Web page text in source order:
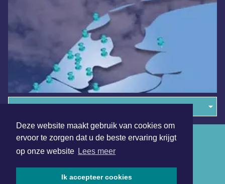
Deze website maakt gebruik van cookies om
ervoor te zorgen dat u de beste ervaring krijgt
op onze website Lees meer
Ik accepteer cookies
Overige dagbladen in de regio
Algemene voorwaarden
Disclaimer